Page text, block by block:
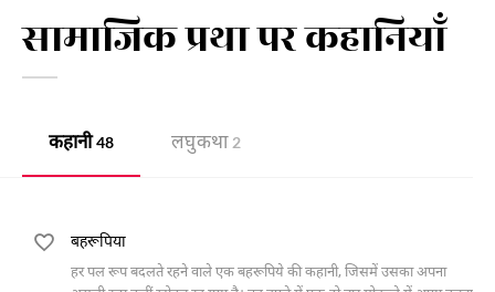
सामाजिक प्रथा पर कहानियाँ
कहानी 48 लघु कथा 2
बहरूपिया
हर पल रूप बदलते रहने वाले एक बहरूपिये की कहानी, जिसमें उसका अपना